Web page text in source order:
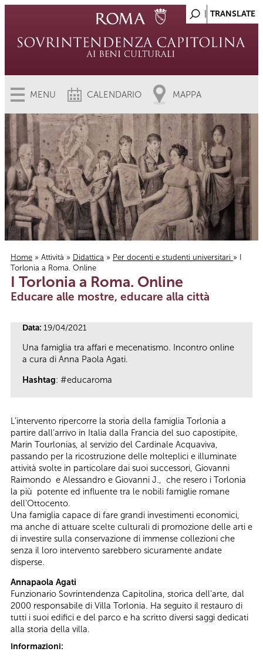
MENU CALENDARIO MAPPA
Tu sei qui
Home » Attività » Didattica » Per docenti e studenti universitari » I
Torlonia a Roma. Online
I Torlonia a Roma. Online
Educare alle mostre, educare alla città
Data: 19/04/2021
Una famiglia tra affari e mecenatismo. Incontro online
a cura di Anna Paola Agati.
Hashtag: #educaroma
L’intervento ripercorre la storia della famiglia Torlonia a
partire dall’arrivo in Italia dalla Francia del suo capostipite,
Marin Tourlonias, al servizio del Cardinale Acquaviva,
passando per la ricostruzione delle molteplici e illuminate
attività svolte in particolare dai suoi successori, Giovanni
Raimondo e Alessandro e Giovanni J., che resero i Torlonia
la più potente ed influente tra le nobili famiglie romane
dell’Ottocento.
Una famiglia capace di fare grandi investimenti economici,
ma anche di attuare scelte culturali di promozione delle arti e
di investire sulla conservazione di immense collezioni che
senza il loro intervento sarebbero sicuramente andate
disperse.
Annapaola Agati
Funzionario Sovrintendenza Capitolina, storica dell’arte, dal
2000 responsabile di Villa Torlonia. Ha seguito il restauro di
tutti i suoi edifici e del parco e ha scritto diversi saggi dedicati
alla storia della villa.
Informazioni: